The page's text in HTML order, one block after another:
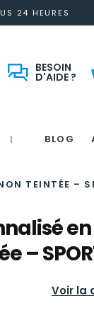
24 HEURES
BESOIN
D'AIDE ?
| BLOG
TEINTÉE –
–
Voir la